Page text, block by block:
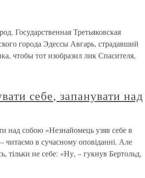
Государственная Третьяковская
города Эдессы Авгарь, страдавший
чтобы тот изобразил лик Спасителя,
себе, запанувати над
над собою «Незнайомець узяв себе в
в сучасному оповіданні. Але
тільки не себе: «Ну, – гукнув Бертольд,